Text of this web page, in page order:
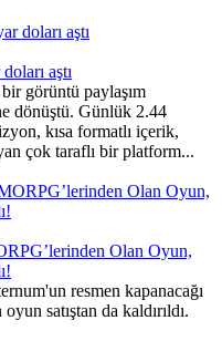
aştı
görüntü paylaşım
dönüştü. Günlük 2.44
kısa formatlı içerik,
çok taraflı bir platform...
Olan Oyun,
resmen kapanacağı
satıştan da kaldırıldı.